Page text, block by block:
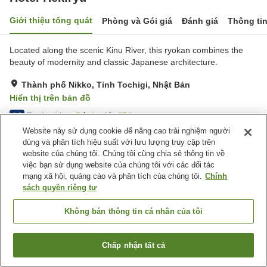
Giới thiệu tổng quát Phòng và Gói giá Đánh giá Thông
Located along the scenic Kinu River, this ryokan combines the
beauty of modernity and classic Japanese architecture.
Thành phố Nikko, Tỉnh Tochigi, Nhật Bản
Hiển thị trên bản đồ
4.3 Tuyệt vời Đánh giá:67lượt
Tiện nghi chỗ nghỉ
Bãi đỗ xe
Nhà hàng
Cửa hàng
Phòng họp
Nhật Bản Tỉnh Tochigi
Thành phố Nikko
Hotel Hekiryu
Tìm phòng trống
Website này sử dụng cookie để nâng cao trải nghiệm người
dùng và phân tích hiệu suất với lưu lượng truy cập trên
website của chúng tôi. Chúng tôi cũng chia sẻ thông tin về
việc bạn sử dụng website của chúng tôi với các đối tác
mạng xã hội, quảng cáo và phân tích của chúng tôi. Chính
sách quyền riêng tư
Không bán thông tin cá nhân của tôi
Chấp nhận tất cả